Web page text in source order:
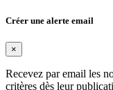
Créer une alerte email
×
Recevez par email les
critères dès leur